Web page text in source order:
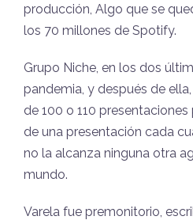
producción, Algo que se
los 70 millones de Spotify.
Grupo Niche, en los dos
pandemia, y después de
de 100 o 110
de una presentación cada
no la alcanza ninguna otra
mundo.
Varela fue premonitorio,